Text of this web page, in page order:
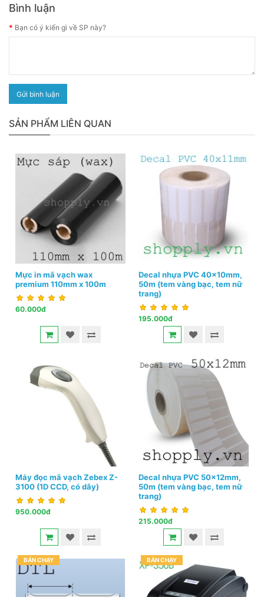
Bình luận
Bạn có ý kiến gì về SP này?
Gửi bình luận
SẢN PHẨM LIÊN QUAN
Mực in mã vạch wax
premium 110mm x 100m
60.000đ
Decal nhựa PVC 40x10mm,
50m (tem vàng bạc, tem nữ
trang)
195.000đ
Máy đọc mã vạch Zebex Z-
3100 (1D CCD, có dây)
950.000đ
Decal nhựa PVC 50x12mm,
50m (tem vàng bạc, tem nữ
trang)
215.000đ
BÁN CHẠY BÁN CHẠY